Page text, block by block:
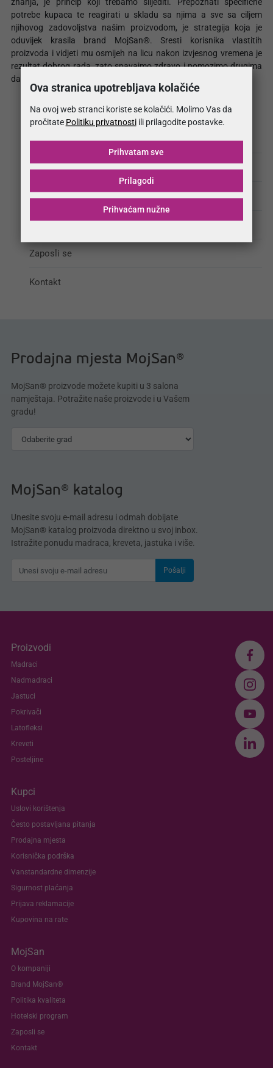
potrebe kupaca te reagirati u skladu sa njima a sve sa ciljem
njihovog zadovoljstva našim proizvodom, je strategija koja je
oduvijek krasila brand MojSan®. Sresti korisnika vlastitih
proizvoda i vidjeti mu osmijeh na licu nakon izvjesnog vremena je
rezultat dobrog rada, zato spavajmo zdravo i pomozimo drugima
da rade to isto!
O kompaniji
Brand MojSan®
Politika kvaliteta
Hotelski program
Zaposli se
Kontakt
Prodajna mjesta MojSan®
MojSan® proizvode možete kupiti u 3 salona
namještaja. Potražite naše proizvode i u Vašem
gradu!
MojSan® katalog
Unesite svoju e-mail adresu i odmah dobijate
MojSan® katalog proizvoda direktno u svoj inbox.
Istražite ponudu madraca, kreveta, jastuka i više.
Pošalji
Proizvodi
Madraci
Nadmadraci
Jastuci
Pokrivači
Latofleksi
Kreveti
Posteljine
Kupci
Uslovi korištenja
Često postavljana pitanja
Prodajna mjesta
Korisnička podrška
Vanstandardne dimenzije
Sigurnost plaćanja
Prijava reklamacije
Kupovina na rate
MojSan
O kompaniji
Brand MojSan®
Politika kvaliteta
Hotelski program
Zaposli se
Kontakt
Ova stranica upotrebljava kolačiće
Na ovoj web stranci koriste se kolačići. Molimo Vas da
pročitate Politiku privatnostiili prilagodite postavke.
Prihvaćam nužne
Prilagodi
Prihvatam sve